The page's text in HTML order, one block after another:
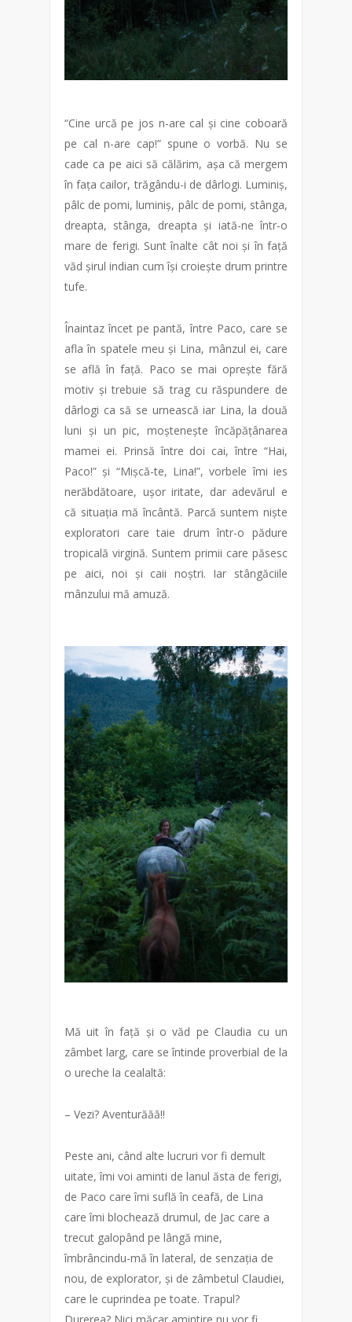
“Cine urcă pe jos n-are cal și cine coboară
pe cal n-are cap!” spune o vorbă. Nu se
cade ca pe aici să călărim, așa că mergem
în fața cailor, trăgându-i de dârlogi. Luminiș,
pâlc de pomi, luminiș, pâlc de pomi, stânga,
dreapta, stânga, dreapta și iată-ne într-o
mare de ferigi. Sunt înalte cât noi și în față
văd șirul indian cum își croiește drum printre
tufe.
Înaintaz încet pe pantă, între Paco, care se
afla în spatele meu și Lina, mânzul ei, care
se află în față. Paco se mai oprește fără
motiv și trebuie să trag cu răspundere de
dârlogi ca să se urnească iar Lina, la două
luni și un pic, moștenește încăpățânarea
mamei ei. Prinsă între doi cai, între “Hai,
Paco!” și “Mișcă-te, Lina!”, vorbele îmi ies
nerăbdătoare, ușor iritate, dar adevărul e
că situația mă încântă. Parcă suntem niște
exploratori care taie drum într-o pădure
tropicală virgină. Suntem primii care păsesc
pe aici, noi și caii noștri. Iar stângăciile
mânzului mă amuză.
Mă uit în față și o văd pe Claudia cu un
zâmbet larg, care se întinde proverbial de la
o ureche la cealaltă:
– Vezi? Aventurăăă!!
Peste ani, când alte lucruri vor fi demult
uitate, îmi voi aminti de lanul ăsta de ferigi,
de Paco care îmi suflă în ceafă, de Lina
care îmi blochează drumul, de Jac care a
trecut galopând pe lângă mine,
îmbrâncindu-mă în lateral, de senzația de
nou, de explorator, și de zâmbetul Claudiei,
care le cuprindea pe toate. Trapul?